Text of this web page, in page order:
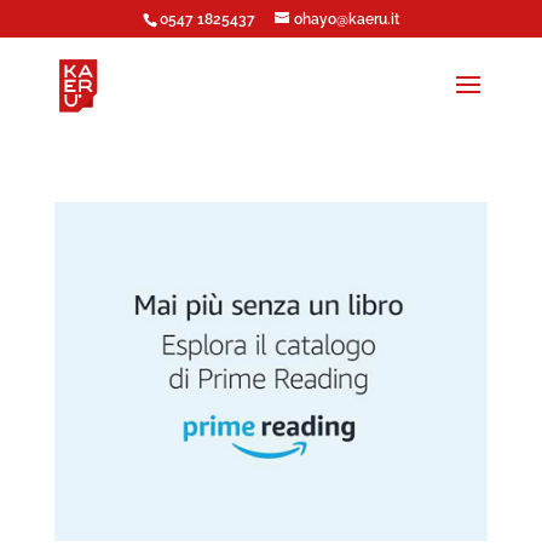
0547 1825437 ohayo@kaeru.it